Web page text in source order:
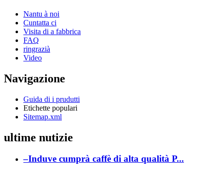
Nantu à noi
Cuntatta ci
Visita di a fabbrica
FAQ
ringrazià
Video
Navigazione
Guida di i prudutti
Etichette populari
Sitemap.xml
ultime nutizie
–Induve cumprà caffè di alta qualità P...